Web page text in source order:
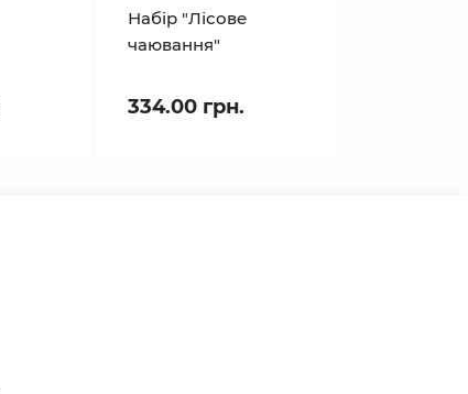
Набір "Лісове
чаювання"
334.00 грн.